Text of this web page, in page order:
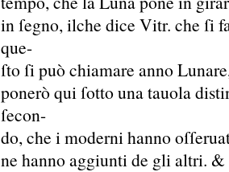
in ſegno, ilche dice Vitr. che ſi
que-
ſto ſi può chiamare anno
ponerò qui ſotto una tauola
ſecon-
do, che i moderni hanno
ne hanno aggiunti de gli altri. &